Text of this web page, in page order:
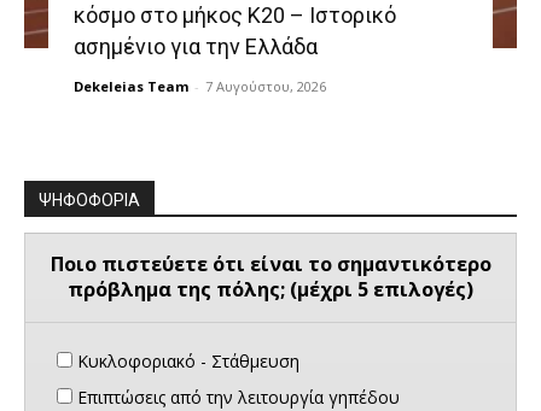
κόσμο στο μήκος Κ20 – Ιστορικό
ασημένιο για την Ελλάδα
Dekeleias Team - 7 Αυγούστου, 2026
ΨΗΦΟΦΟΡΙΑ
Ποιο πιστεύετε ότι είναι το σημαντικότερο
πρόβλημα της πόλης; (μέχρι 5 επιλογές)
Κυκλοφοριακό - Στάθμευση
Επιπτώσεις από την λειτουργία γηπέδου